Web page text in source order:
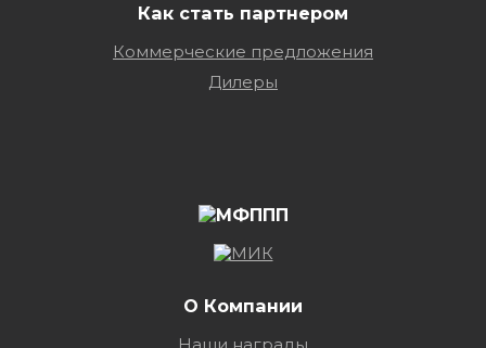
Как стать партнером
Коммерческие предложения
Дилеры
О Компании